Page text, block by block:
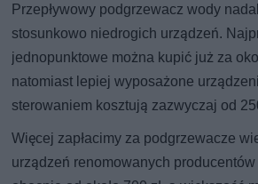
Przepływowy podgrzewacz wody
stosunkowo niedrogich urządzeń.
jednopunktowe można kupić już za
natomiast lepiej wyposażone
sterowaniem kosztują zazwyczaj od
Więcej zapłacimy za podgrzewacze
urządzeń renomowanych